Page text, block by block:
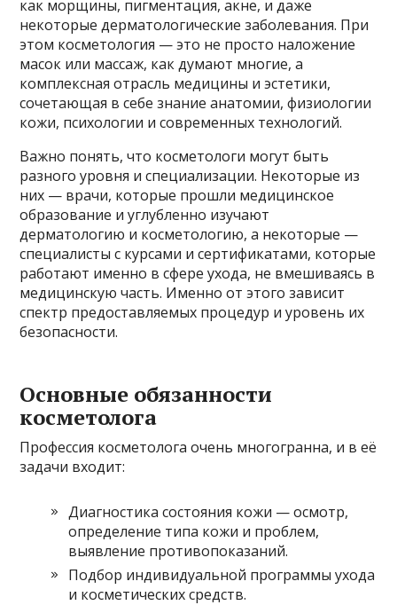
как морщины, пигментация, акне, и даже
некоторые дерматологические заболевания. При
этом косметология — это не просто наложение
масок или массаж, как думают многие, а
комплексная отрасль медицины и эстетики,
сочетающая в себе знание анатомии, физиологии
кожи, психологии и современных технологий.
Важно понять, что косметологи могут быть
разного уровня и специализации. Некоторые из
них — врачи, которые прошли медицинское
образование и углубленно изучают
дерматологию и косметологию, а некоторые —
специалисты с курсами и сертификатами, которые
работают именно в сфере ухода, не вмешиваясь в
медицинскую часть. Именно от этого зависит
спектр предоставляемых процедур и уровень их
безопасности.
Основные обязанности
косметолога
Профессия косметолога очень многогранна, и в её
задачи входит:
Диагностика состояния кожи — осмотр,
определение типа кожи и проблем,
выявление противопоказаний.
Подбор индивидуальной программы ухода
и косметических средств.